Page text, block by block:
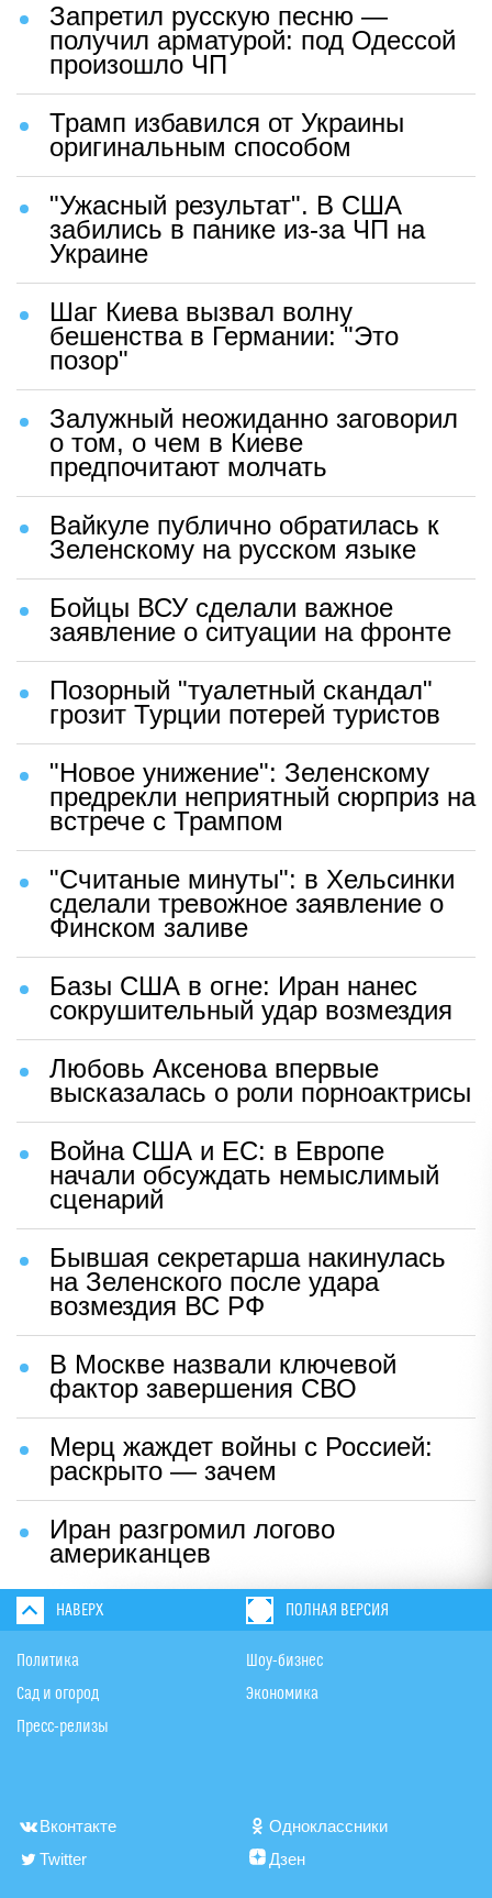
Запретил русскую песню —
получил арматурой: под Одессой
произошло ЧП
Трамп избавился от Украины
оригинальным способом
"Ужасный результат". В США
забились в панике из-за ЧП на
Украине
Шаг Киева вызвал волну
бешенства в Германии: "Это
позор"
Залужный неожиданно заговорил
о том, о чем в Киеве
предпочитают молчать
Вайкуле публично обратилась к
Зеленскому на русском языке
Бойцы ВСУ сделали важное
заявление о ситуации на фронте
Позорный "туалетный скандал"
грозит Турции потерей туристов
"Новое унижение": Зеленскому
предрекли неприятный сюрприз на
встрече с Трампом
"Считаные минуты": в Хельсинки
сделали тревожное заявление о
Финском заливе
Базы США в огне: Иран нанес
сокрушительный удар возмездия
Любовь Аксенова впервые
высказалась о роли порноактрисы
Война США и ЕС: в Европе
начали обсуждать немыслимый
сценарий
Бывшая секретарша накинулась
на Зеленского после удара
возмездия ВС РФ
В Москве назвали ключевой
фактор завершения СВО
Мерц жаждет войны с Россией:
раскрыто — зачем
Иран разгромил логово
американцев
НАВЕРХ ПОЛНАЯ ВЕРСИЯ
Политика
Сад и огород
Пресс-релизы
Шоу-бизнес
Экономика
Вконтакте
Одноклассники
Twitter
Дзен